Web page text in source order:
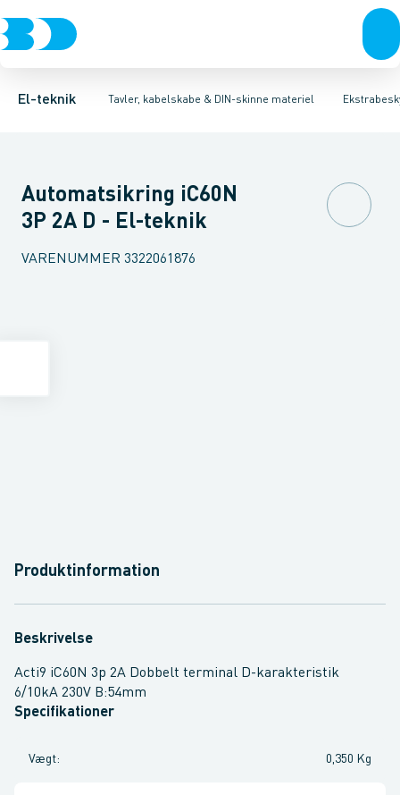
El-teknik Tavler, kabelskabe & DIN-skinne materiel
Afbrydere, stikkontakter & lampeudtagForgreningsmateriel
Tavler, kapsling og rackskabe Fordelings-/byggepladstavler
KombiafbryderFejlstrømsmodulNeozed D0 sikringselement
Automatsikring iC60N
3P 2A D - El-teknik
VARENUMMER 3322061876
Produktinformation
Beskrivelse
Acti9 iC60N 3p 2A Dobbelt terminal D-karakteristik
6/10kA 230V B:54mm
Specifikationer
Vægt: 0,350 Kg